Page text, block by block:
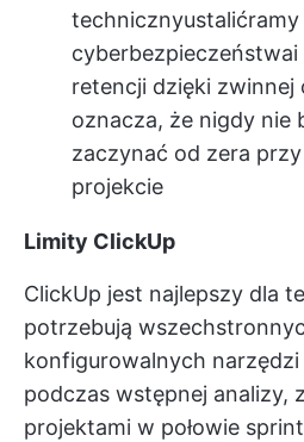
technicznyustalićramy
cyberbezpieczeństwai
retencji dzięki zwinnej
oznacza, że nigdy nie
zaczynać od zera
projekcie
Limity ClickUp
ClickUp jest najlepszy dla
potrzebują
konfigurowalnych narzędzi
podczas wstępnej analizy,
projektami w połowie